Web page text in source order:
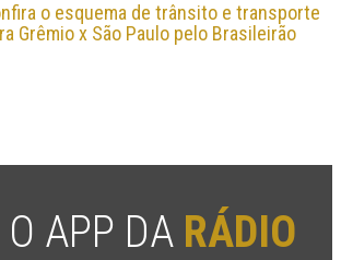
o esquema de trânsito e transporte
Grêmio x São Paulo pelo Brasileirão
APP DA RÁDIO